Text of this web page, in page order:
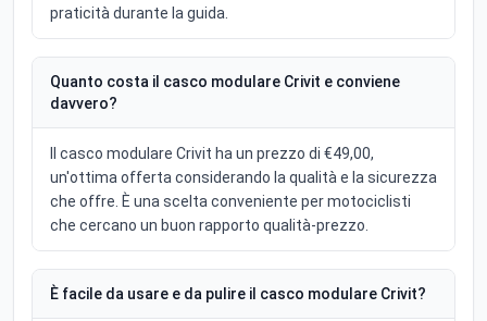
praticità durante la guida.
Quanto costa il casco modulare Crivit e conviene
davvero?
Il casco modulare Crivit ha un prezzo di €49,00,
un'ottima offerta considerando la qualità e la sicurezza
che offre. È una scelta conveniente per motociclisti
che cercano un buon rapporto qualità-prezzo.
È facile da usare e da pulire il casco modulare Crivit?